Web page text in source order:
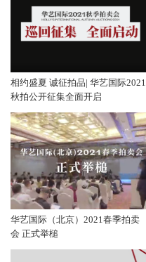
相约盛夏 诚征拍品| 华艺国际2021
秋拍公开征集全面开启
华艺国际（北京）2021春季拍卖
会 正式举槌